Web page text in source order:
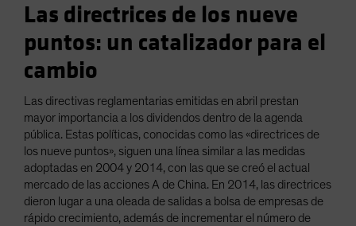
Las directrices de los nueve
puntos: un catalizador para el
cambio
Las directivas reglamentarias emitidas en abril prestan
mayor importancia a los dividendos dentro de la agenda
pública. Estas políticas, conocidas como las «directrices de
los nueve puntos», siguen una línea similar a las medidas
adoptadas en 2004 y 2014, con las que se creó el actual
mercado de las acciones A de China. En 2014, las directrices
dieron lugar a una oleada de salidas a bolsa de empresas de
rápido crecimiento, además de incrementar el número de